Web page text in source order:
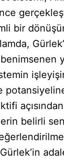
bir
belirli